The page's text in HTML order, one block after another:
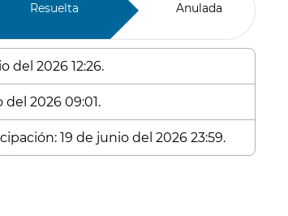
Resuelta Anulada
del 2026 12:26.
2026 09:01.
19 de junio del 2026 23:59.